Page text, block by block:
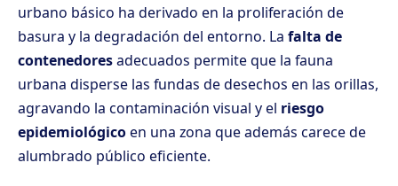
urbano básico ha derivado en la proliferación de
basura y la degradación del entorno. La falta de
contenedoresadecuados permite que la fauna
urbana disperse las fundas de desechos en las orillas,
agravando la contaminación visual y el riesgo
epidemiológicoen una zona que además carece de
alumbrado público eficiente.